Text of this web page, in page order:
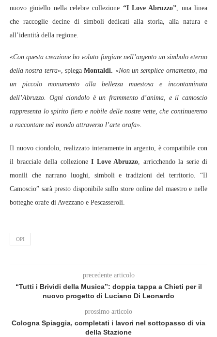
nuovo gioiello nella celebre collezione “I Love Abruzzo”, una linea
che raccoglie decine di simboli dedicati alla storia, alla natura e
all’identità della regione.
«Con questa creazione ho voluto forgiare nell’argento un simbolo eterno
della nostra terra», spiegaMontaldi. «Non un semplice ornamento, ma
un piccolo monumento alla bellezza maestosa e incontaminata
dell’Abruzzo. Ogni ciondolo è un frammento d’anima, e il camoscio
rappresenta lo spirito fiero e nobile delle nostre vette, che continueremo
a raccontare nel mondo attraverso l’arte orafa».
Il nuovo ciondolo, realizzato interamente in argento, è compatibile con
il bracciale della collezione I Love Abruzzo, arricchendo la serie di
monili che narrano luoghi, simboli e tradizioni del territorio. “Il
Camoscio” sarà presto disponibile sullo store online del maestro e nelle
botteghe orafe di Avezzano e Pescasseroli.
OPI
precedente articolo
“Tutti i Brividi della Musica”: doppia tappa a Chieti per il
nuovo progetto di Luciano Di Leonardo
prossimo articolo
Cologna Spiaggia, completati i lavori nel sottopasso di via
della Stazione